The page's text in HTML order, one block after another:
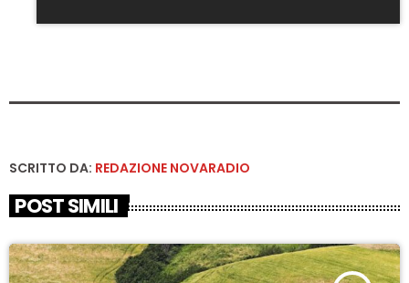
SCRITTO DA: REDAZIONE NOVARADIO
POST SIMILI